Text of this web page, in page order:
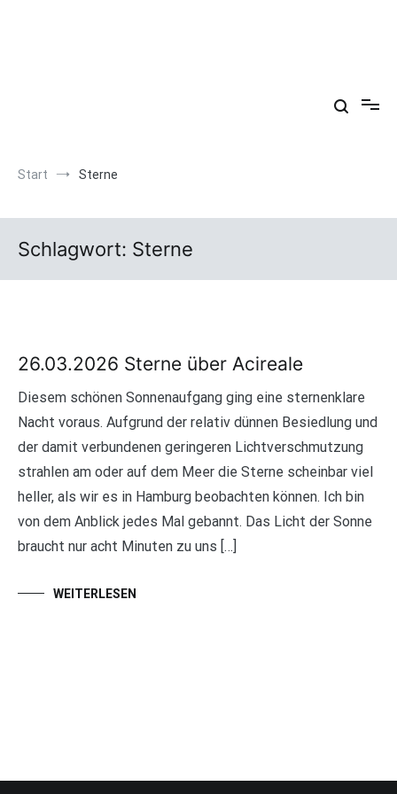
Start Sterne
Schlagwort: Sterne
26.03.2026 Sterne über Acireale
Diesem schönen Sonnenaufgang ging eine sternenklare
Nacht voraus. Aufgrund der relativ dünnen Besiedlung und
der damit verbundenen geringeren Lichtverschmutzung
strahlen am oder auf dem Meer die Sterne scheinbar viel
heller, als wir es in Hamburg beobachten können. Ich bin
von dem Anblick jedes Mal gebannt. Das Licht der Sonne
braucht nur acht Minuten zu uns […]
WEITERLESEN